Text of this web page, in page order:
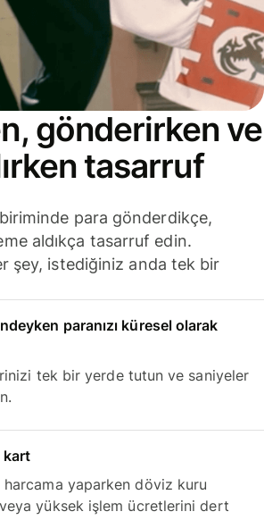
gönderirken ve
tasarruf
para gönderdikçe,
aldıkça tasarruf edin.
şey, istediğiniz anda tek bir
paranızı küresel olarak
tek bir yerde tutun ve saniyeler
kart
harcama yaparken döviz kuru
veya yüksek işlem ücretlerini dert